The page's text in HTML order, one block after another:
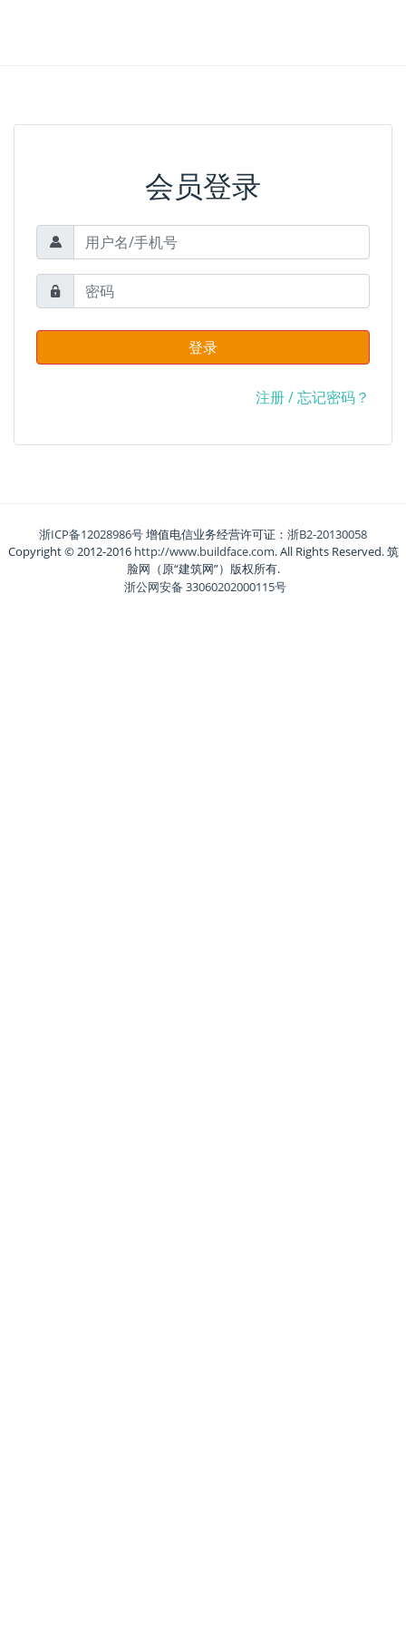
会员登录
登录
注册/忘记密码？
浙ICP备12028986号增值电信业务经营许可证： 浙B2-20130058
Copyright © 2012-2016 http://www.buildface.com. All Rights Reserved. 筑
脸网（原“建筑网”）版权所有.
浙公网安备 33060202000115号